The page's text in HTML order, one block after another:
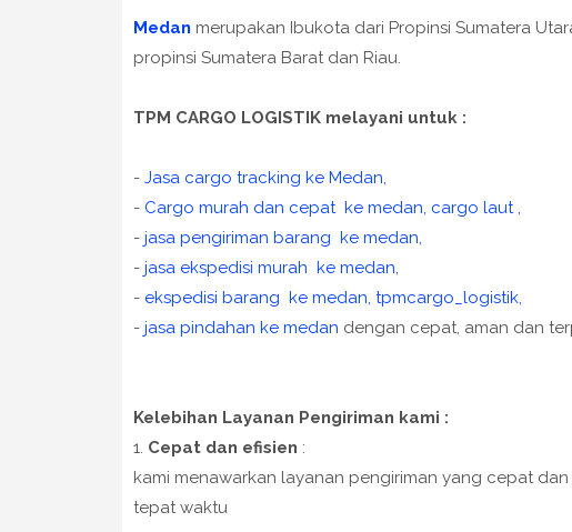
Medan merupakan Ibukota dari Propinsi Sumatera
propinsi Sumatera Barat dan Riau.
TPM CARGO LOGISTIK melayani untuk :
- Jasa cargo tracking ke Medan,
- Cargo murah dan cepat ke medan, cargo laut ,
- jasa pengiriman barang ke medan,
- jasa ekspedisi murah ke medan,
- ekspedisi barang ke medan, tpmcargo_logistik,
- jasa pindahan ke medan dengan cepat, aman dan
Kelebihan Layanan Pengiriman kami :
1. Cepat dan efisien :
kami menawarkan layanan pengiriman yang cepat
tepat waktu